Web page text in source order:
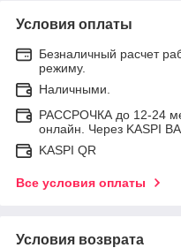
Условия оплаты
Безналичный расчет
режиму.
Наличными.
РАССРОЧКА до 12-24
онлайн. Через KASPI
KASPI QR
Все условия оплаты
Условия возврата